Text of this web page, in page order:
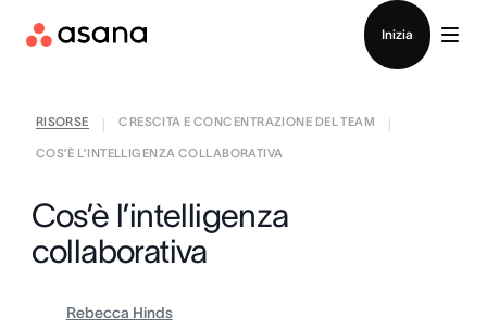
Inizia
RISORSE CRESCITA E CONCENTRAZIONE DEL TEAM
COS’È L’INTELLIGENZA COLLABORATIVA
Cos’è l’intelligenza
collaborativa
Rebecca Hinds